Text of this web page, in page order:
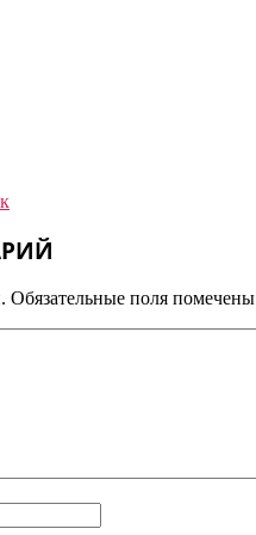
Обязательные поля